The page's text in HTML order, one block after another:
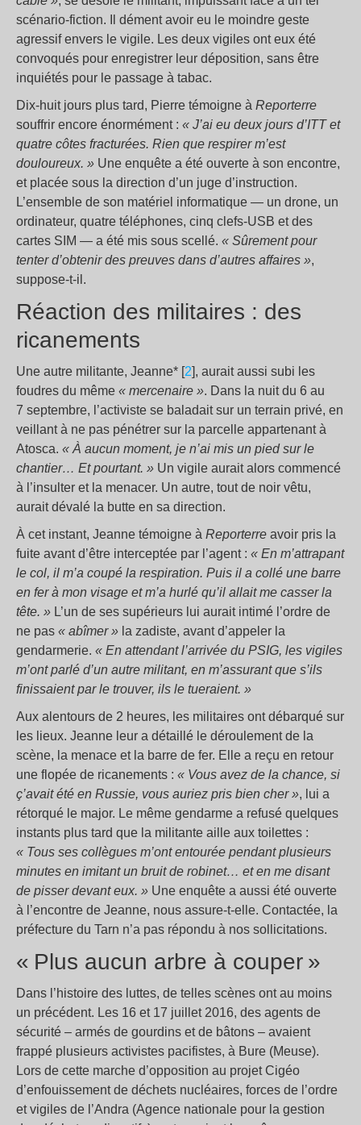
scénario-fiction. Il dément avoir eu le moindre geste
agressif envers le vigile. Les deux vigiles ont eux été
convoqués pour enregistrer leur déposition, sans être
inquiétés pour le passage à tabac.
Dix-huit jours plus tard, Pierre témoigne à Reporterre
souffrir encore énormément : « J’ai eu deux jours d’ITT et
quatre côtes fracturées. Rien que respirer m’est
douloureux. » Une enquête a été ouverte à son encontre,
et placée sous la direction d’un juge d’instruction.
L’ensemble de son matériel informatique — un drone, un
ordinateur, quatre téléphones, cinq clefs-USB et des
cartes SIM — a été mis sous scellé. « Sûrement pour
tenter d’obtenir des preuves dans d’autres affaires »,
suppose-t-il.
Réaction des militaires : des
ricanements
Une autre militante, Jeanne* [2], aurait aussi subi les
foudres du même « mercenaire ». Dans la nuit du 6 au
7 septembre, l’activiste se baladait sur un terrain privé, en
veillant à ne pas pénétrer sur la parcelle appartenant à
Atosca. « À aucun moment, je n’ai mis un pied sur le
chantier… Et pourtant. » Un vigile aurait alors commencé
à l’insulter et la menacer. Un autre, tout de noir vêtu,
aurait dévalé la butte en sa direction.
À cet instant, Jeanne témoigne à Reporterre avoir pris la
fuite avant d’être interceptée par l’agent : « En m’attrapant
le col, il m’a coupé la respiration. Puis il a collé une barre
en fer à mon visage et m’a hurlé qu’il allait me casser la
tête. » L’un de ses supérieurs lui aurait intimé l’ordre de
ne pas « abîmer » la zadiste, avant d’appeler la
gendarmerie. « En attendant l’arrivée du PSIG, les vigiles
m’ont parlé d’un autre militant, en m’assurant que s’ils
finissaient par le trouver, ils le tueraient. »
Aux alentours de 2 heures, les militaires ont débarqué sur
les lieux. Jeanne leur a détaillé le déroulement de la
scène, la menace et la barre de fer. Elle a reçu en retour
une flopée de ricanements : « Vous avez de la chance, si
ç’avait été en Russie, vous auriez pris bien cher », lui a
rétorqué le major. Le même gendarme a refusé quelques
instants plus tard que la militante aille aux toilettes :
« Tous ses collègues m’ont entourée pendant plusieurs
minutes en imitant un bruit de robinet… et en me disant
de pisser devant eux. » Une enquête a aussi été ouverte
à l’encontre de Jeanne, nous assure-t-elle. Contactée, la
préfecture du Tarn n’a pas répondu à nos sollicitations.
« Plus aucun arbre à couper »
Dans l’histoire des luttes, de telles scènes ont au moins
un précédent. Les 16 et 17 juillet 2016, des agents de
sécurité – armés de gourdins et de bâtons – avaient
frappé plusieurs activistes pacifistes, à Bure (Meuse).
Lors de cette marche d’opposition au projet Cigéo
d’enfouissement de déchets nucléaires, forces de l’ordre
et vigiles de l’Andra (Agence nationale pour la gestion